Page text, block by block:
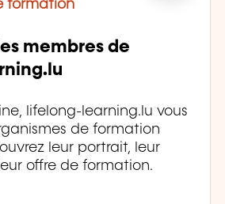
formation
membres de
lifelong-learning.lu vous
de formation
leur portrait, leur
offre de formation.